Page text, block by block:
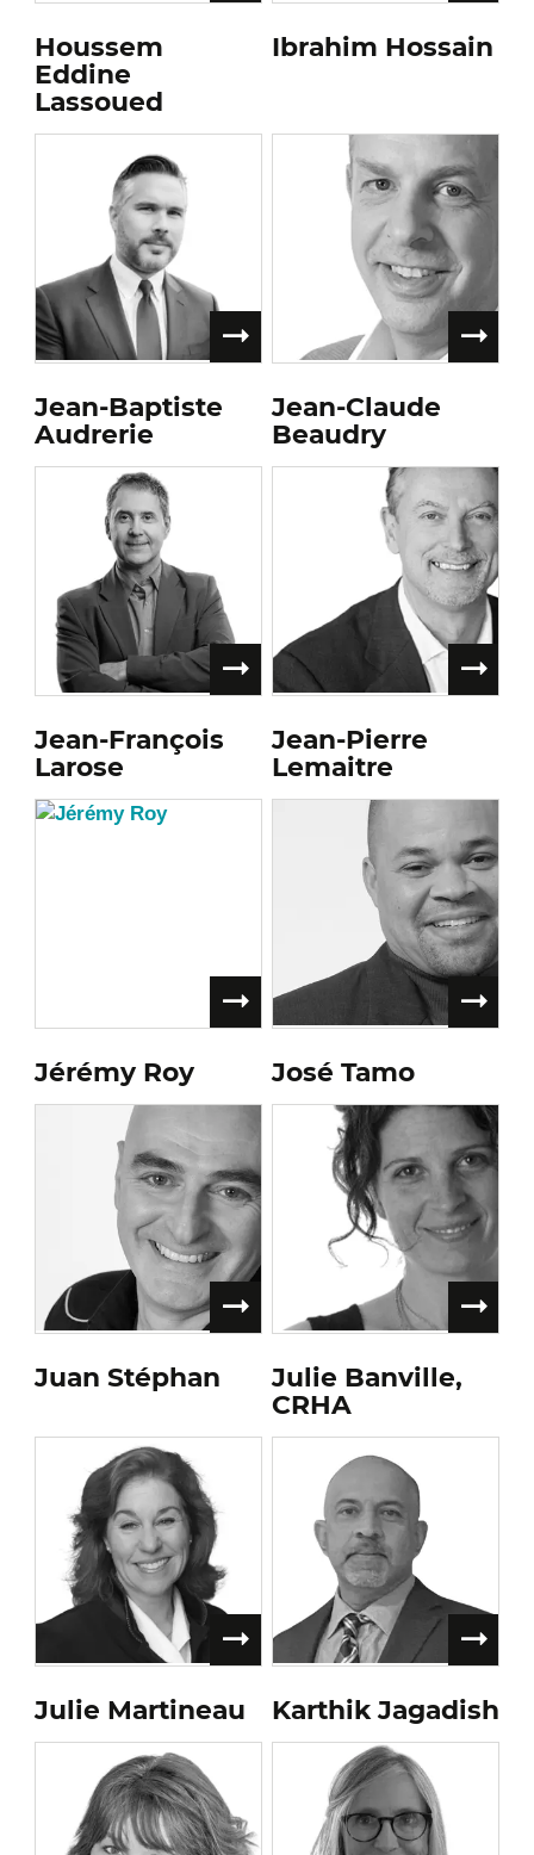
Houssem
Eddine
Lassoued
Ibrahim Hossain
Jean-Baptiste
Audrerie
Jean-Claude
Beaudry
Jean-François
Larose
Jean-Pierre
Lemaitre
Jérémy Roy José Tamo
Juan Stéphan
Julie Banville,
CRHA
Julie Martineau Karthik Jagadish